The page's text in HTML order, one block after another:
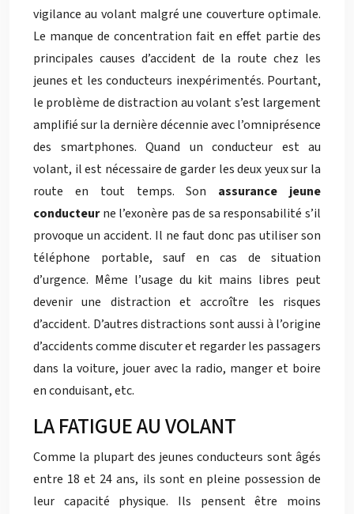
vigilance au volant malgré une couverture optimale.
Le manque de concentration fait en effet partie des
principales causes d’accident de la route chez les
jeunes et les conducteurs inexpérimentés. Pourtant,
le problème de distraction au volant s’est largement
amplifié sur la dernière décennie avec l’omniprésence
des smartphones. Quand un conducteur est au
volant, il est nécessaire de garder les deux yeux sur la
route en tout temps. Son assurance jeune
conducteurne l’exonère pas de sa responsabilité s’il
provoque un accident. Il ne faut donc pas utiliser son
téléphone portable, sauf en cas de situation
d’urgence. Même l’usage du kit mains libres peut
devenir une distraction et accroître les risques
d’accident. D’autres distractions sont aussi à l’origine
d’accidents comme discuter et regarder les passagers
dans la voiture, jouer avec la radio, manger et boire
en conduisant, etc.
LA FATIGUE AU VOLANT
Comme la plupart des jeunes conducteurs sont âgés
entre 18 et 24 ans, ils sont en pleine possession de
leur capacité physique. Ils pensent être moins